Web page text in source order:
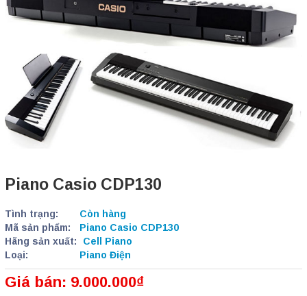
Piano Casio CDP130
Tình trạng:
Còn hàng
Mã sản phẩm:
Piano Casio CDP130
Hãng sản xuất:
Cell Piano
Loại:
Piano Điện
Giá bán: 9.000.000₫